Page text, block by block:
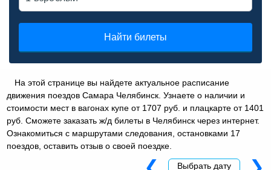
Найти билеты
На этой странице вы найдете актуальное расписание
движения поездов Самара Челябинск. Узнаете о наличии и
стоимости мест в вагонах купе от 1707 руб. и плацкарте от 1401
руб. Сможете заказать ж/д билеты в Челябинск через интернет.
Ознакомиться с маршрутами следования, остановками 17
поездов, оставить отзыв о своей поездке.
Выбрать дату